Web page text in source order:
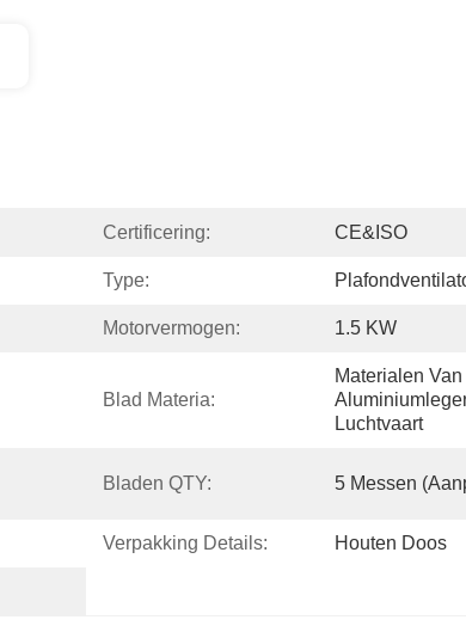
Certificering: CE&ISO
Type:
Motorvermogen: 1.5 KW
Blad Materia:
Materialen
Luchtvaart
Bladen QTY: 5 Messen
Verpakking Details: Houten Doos